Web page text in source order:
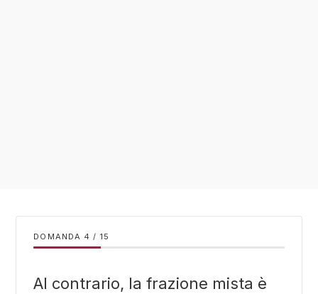
DOMANDA / 15
Al contrario, la frazione mista è